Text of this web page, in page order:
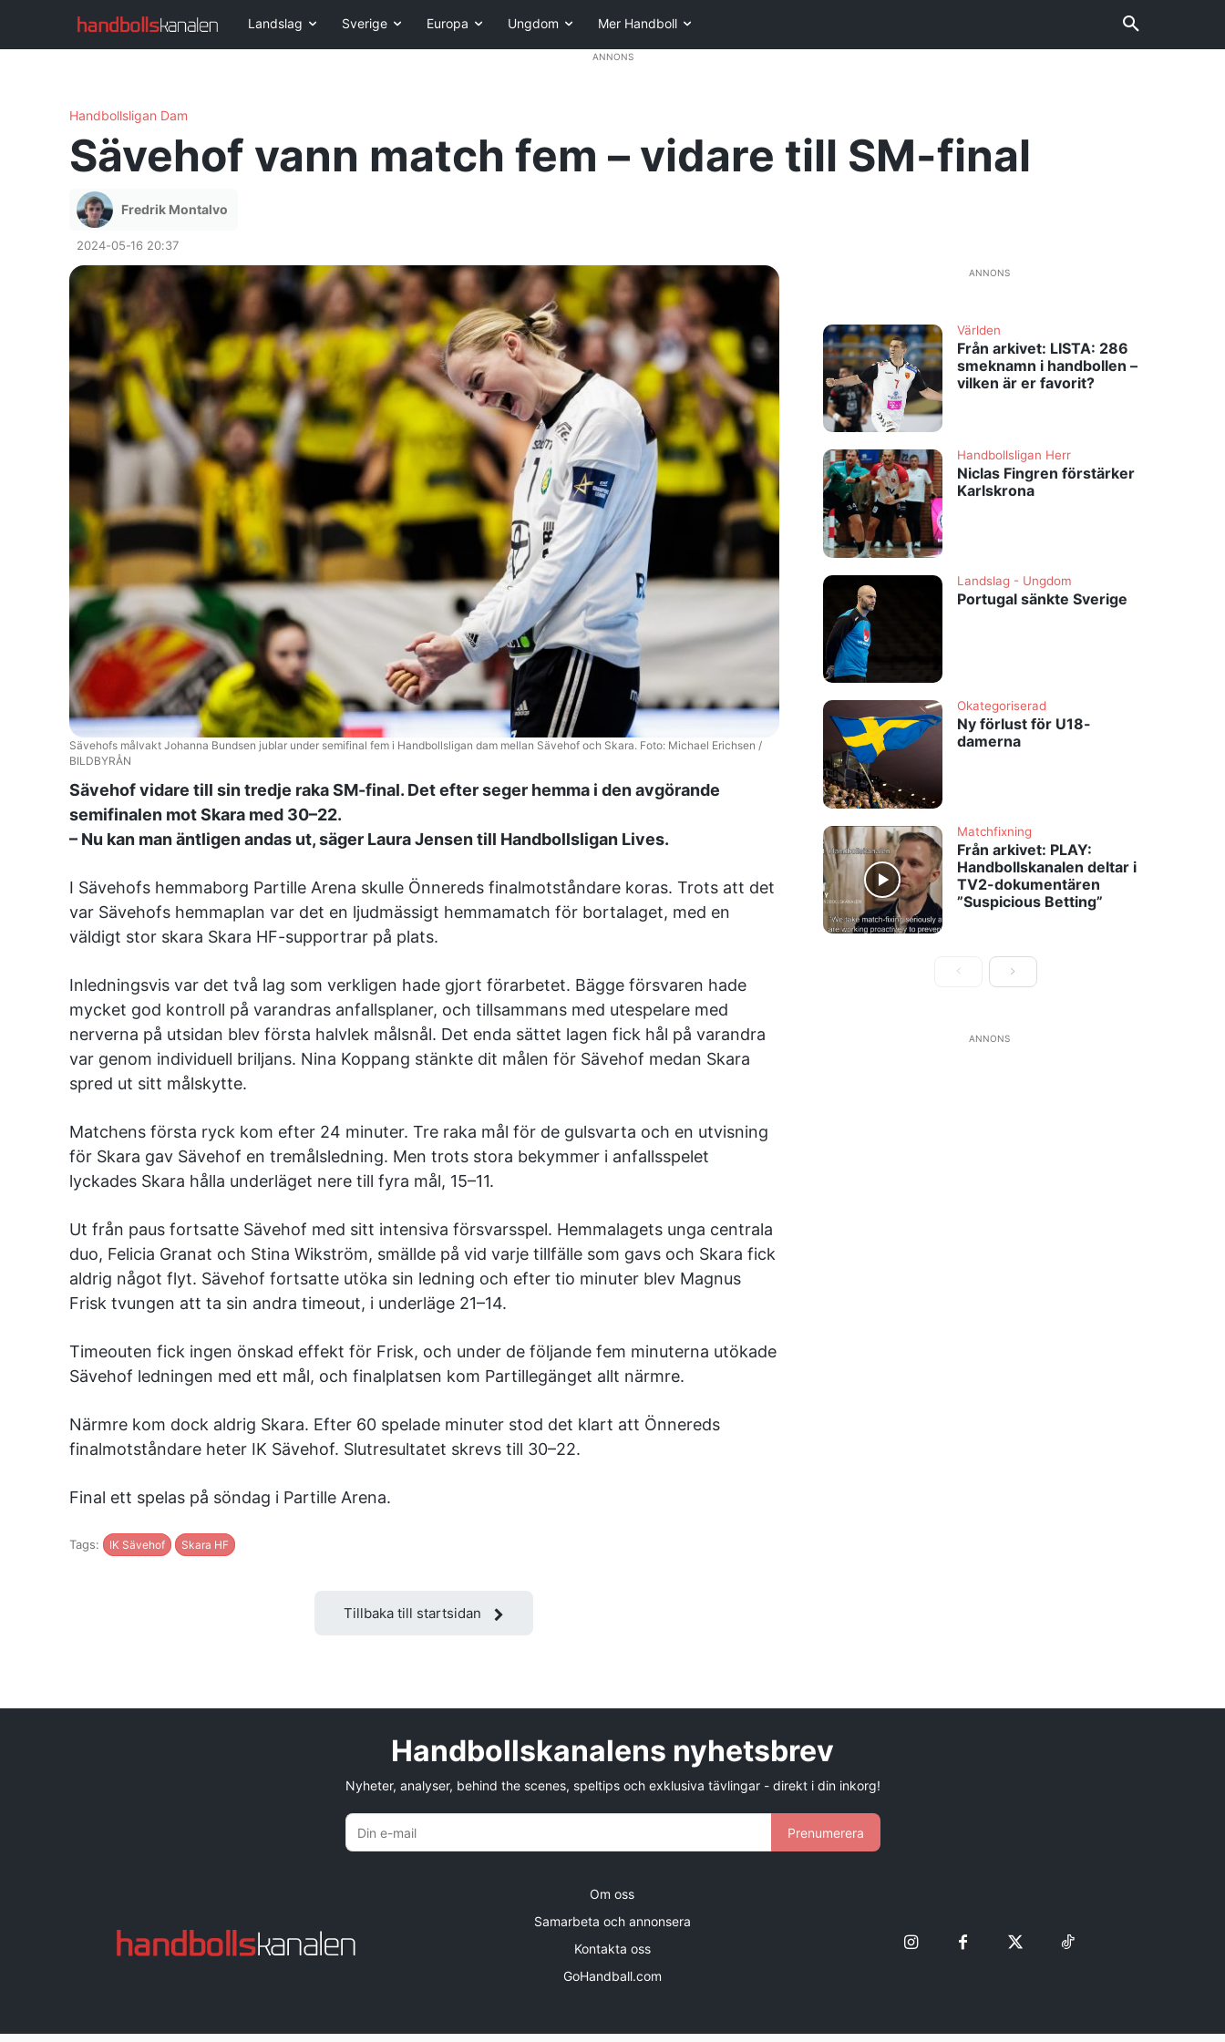
Landslag Sverige Europa Ungdom Mer Handboll
ANNONS
Handbollsligan Dam
Sävehof vann match fem – vidare till SM-final
Fredrik Montalvo
2024-05-16 20:37
Sävehofs målvakt Johanna Bundsen jublar under semifinal fem i Handbollsligan dam mellan Sävehof och Skara. Foto: Michael Erichsen /
BILDBYRÅN
Sävehof vidare till sin tredje raka SM-final. Det efter seger hemma i den avgörande
semifinalen mot Skara med 30–22.
– Nu kan man äntligen andas ut, säger Laura Jensen till Handbollsligan Lives.
I Sävehofs hemmaborg Partille Arena skulle Önnereds finalmotståndare koras. Trots att det
var Sävehofs hemmaplan var det en ljudmässigt hemmamatch för bortalaget, med en
väldigt stor skara Skara HF-supportrar på plats.
Inledningsvis var det två lag som verkligen hade gjort förarbetet. Bägge försvaren hade
mycket god kontroll på varandras anfallsplaner, och tillsammans med utespelare med
nerverna på utsidan blev första halvlek målsnål. Det enda sättet lagen fick hål på varandra
var genom individuell briljans. Nina Koppang stänkte dit målen för Sävehof medan Skara
spred ut sitt målskytte.
Matchens första ryck kom efter 24 minuter. Tre raka mål för de gulsvarta och en utvisning
för Skara gav Sävehof en tremålsledning. Men trots stora bekymmer i anfallsspelet
lyckades Skara hålla underläget nere till fyra mål, 15–11.
Ut från paus fortsatte Sävehof med sitt intensiva försvarsspel. Hemmalagets unga centrala
duo, Felicia Granat och Stina Wikström, smällde på vid varje tillfälle som gavs och Skara fick
aldrig något flyt. Sävehof fortsatte utöka sin ledning och efter tio minuter blev Magnus
Frisk tvungen att ta sin andra timeout, i underläge 21–14.
Timeouten fick ingen önskad effekt för Frisk, och under de följande fem minuterna utökade
Sävehof ledningen med ett mål, och finalplatsen kom Partillegänget allt närmre.
Närmre kom dock aldrig Skara. Efter 60 spelade minuter stod det klart att Önnereds
finalmotståndare heter IK Sävehof. Slutresultatet skrevs till 30–22.
Final ett spelas på söndag i Partille Arena.
Tags: IK Sävehof Skara HF
Tillbaka till startsidan
ANNONS
Världen
Från arkivet: LISTA: 286
smeknamn i handbollen –
vilken är er favorit?
Handbollsligan Herr
Niclas Fingren förstärker
Karlskrona
Landslag - Ungdom
Portugal sänkte Sverige
Okategoriserad
Ny förlust för U18-
damerna
Matchfixning
Från arkivet: PLAY:
Handbollskanalen deltar i
TV2-dokumentären
”Suspicious Betting”
ANNONS
Handbollskanalens nyhetsbrev
Nyheter, analyser, behind the scenes, speltips och exklusiva tävlingar - direkt i din inkorg!
Prenumerera
Om oss
Samarbeta och annonsera
Kontakta oss
GoHandball.com